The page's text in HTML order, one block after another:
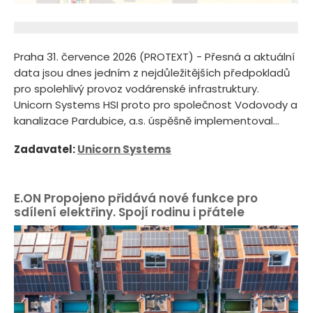
Praha 31. července 2026 (PROTEXT) - Přesná a aktuální
data jsou dnes jedním z nejdůležitějších předpokladů
pro spolehlivý provoz vodárenské infrastruktury.
Unicorn Systems HSI proto pro společnost Vodovody a
kanalizace Pardubice, a.s. úspěšně implementoval...
Zadavatel:Unicorn Systems
E.ON Propojeno přidává nové funkce pro
sdílení elektřiny. Spojí rodinu i přátele